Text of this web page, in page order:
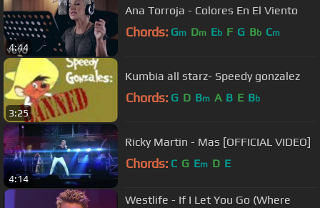
4:44
Ana Torroja - Colores En El Viento
Chords: Gm Dm Eb F G Bb Cm
3:25
Kumbia all starz- Speedy gonzalez
Chords: G D Bm A B E Bb
4:14
Ricky Martin - Mas [OFFICIAL VIDEO]
Chords: C G Em D E
Westlife - If I Let You Go (Where